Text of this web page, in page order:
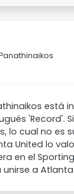
está
'Record'.
lo cual no es
United lo
en el
a